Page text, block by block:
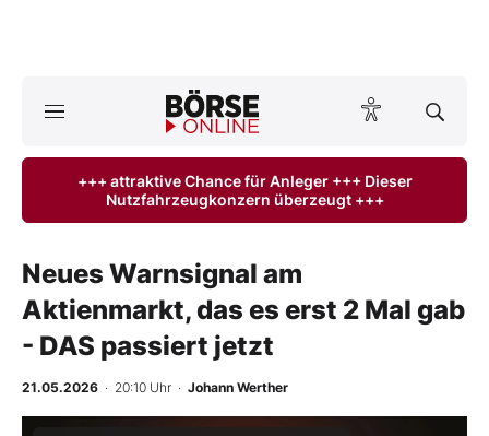
ktuelle Ausgabe BÖRSE ONLINE lesen
Finanz-Check
Abo & Shop
BO-Musterdepots
+++ attraktive Chance für Anleger +++ Dieser
Nutzfahrzeugkonzern überzeugt +++
Neues Warnsignal am
Aktienmarkt, das es erst 2 Mal gab
- DAS passiert jetzt
21.05.2026 · 20:10 Uhr · Johann Werther